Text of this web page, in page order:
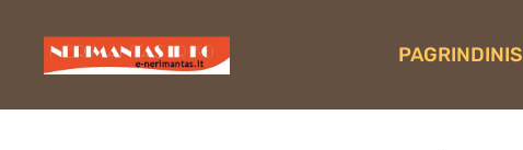
PAGRINDINIS